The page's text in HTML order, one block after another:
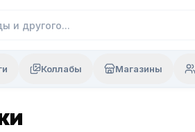
Коллабы Магазины